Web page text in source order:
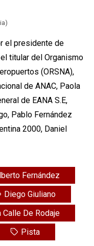
el presidente de
titular del Organismo
(ORSNA),
de ANAC, Paola
de EANA S.E,
Pablo Fernández
2000, Daniel
Fernández
Diego Giuliano
Calle De Rodaje
Pista